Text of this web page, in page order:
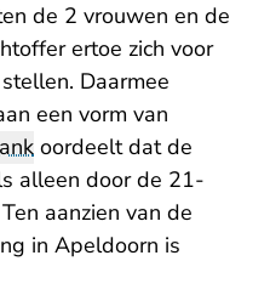
de 2 vrouwen en de
ertoe zich voor
Daarmee
een vorm van
oordeelt dat de
alleen door de 21-
aanzien van de
in Apeldoorn is